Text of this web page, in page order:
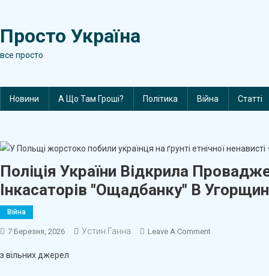
content
Просто Україна
все просто
Новини А Що Там Гроші? Політика Війна Статті
Поліція України Відкрила
Інкасаторів "Ощадбанку" В
Війна
7 Березня, 2026 Устин Ганна Leave A CommentOn
з вільних джерел